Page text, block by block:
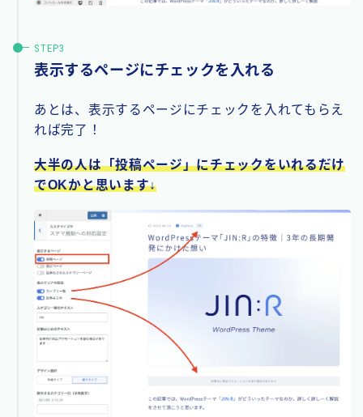
表示するページにチェックを入れる
あとは、表示するページにチェックを入れてもらえ
れば完了！
大半の人は「投稿ページ」にチェックをいれるだけ
でOKかと思います↓